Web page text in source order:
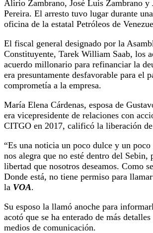
Alirio Zambrano, José Luis Zambrano y
Pereira. El arresto tuvo lugar durante
oficina de la estatal Petróleos de
El fiscal general designado por la
Constituyente, Tarek William Saab, los
acuerdo millonario para refinanciar la
era presuntamente desfavorable para el
comprometía a la empresa.
María Elena Cárdenas, esposa de
era vicepresidente de relaciones con
CITGO en 2017, calificó la liberación
“Es una noticia un poco dulce y un poco
nos alegra que no esté dentro del Sebin,
libertad que nosotros deseamos. Como
Donde está, no tiene permiso para
la VOA.
Su esposo la llamó anoche para
acotó que se ha enterado de más
medios de comunicación.